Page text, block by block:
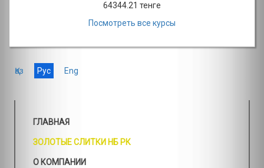
64344.21 тенге
Посмотреть все курсы
Қаз Рус Eng
ГЛАВНАЯ
ЗОЛОТЫЕ СЛИТКИ НБ РК
О КОМПАНИИ